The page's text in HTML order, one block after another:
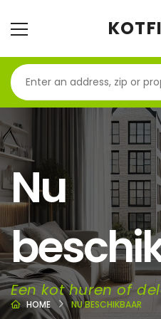
Nu
Een kot huren of
HOME NU BESCHIKBAAR